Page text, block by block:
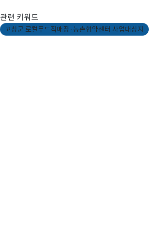
관련 키워드
고창군 로컬푸드직매장·농촌협약센터 사업대상지